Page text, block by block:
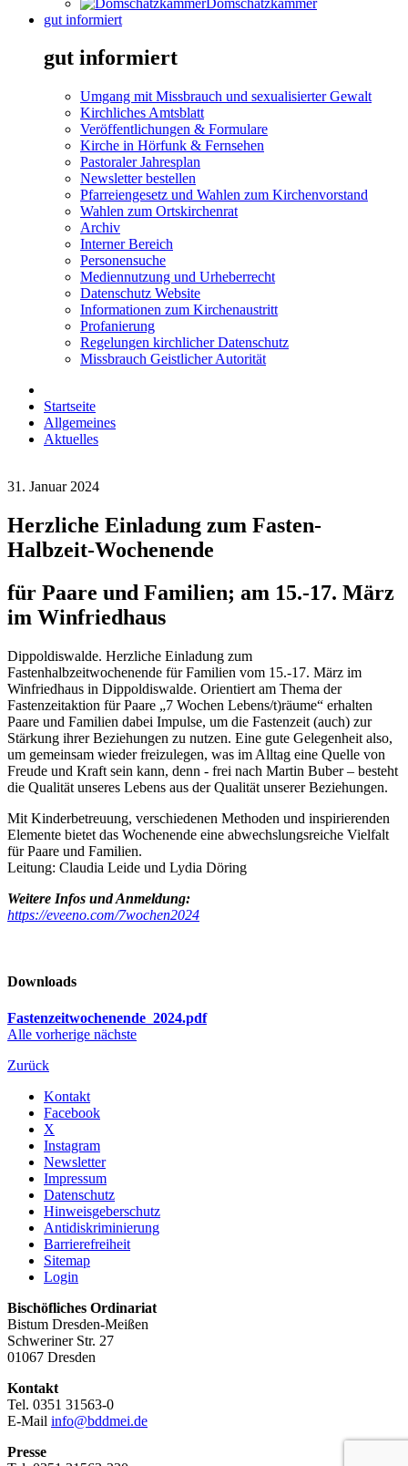
gut informiert
gut informiert
Umgang mit Missbrauch und sexualisierter Gewalt
Kirchliches Amtsblatt
Veröffentlichungen & Formulare
Kirche in Hörfunk & Fernsehen
Pastoraler Jahresplan
Newsletter bestellen
Pfarreiengesetz und Wahlen zum Kirchenvorstand
Wahlen zum Ortskirchenrat
Archiv
Interner Bereich
Personensuche
Mediennutzung und Urheberrecht
Datenschutz Website
Informationen zum Kirchenaustritt
Profanierung
Regelungen kirchlicher Datenschutz
Missbrauch Geistlicher Autorität
Startseite
Allgemeines
Aktuelles
31. Januar 2024
Herzliche Einladung zum Fasten-
Halbzeit-Wochenende
für Paare und Familien; am 15.-17. März
im Winfriedhaus
Dippoldiswalde. Herzliche Einladung zum
Fastenhalbzeitwochenende für Familien vom 15.-17. März im
Winfriedhaus in Dippoldiswalde. Orientiert am Thema der
Fastenzeitaktion für Paare „7 Wochen Lebens/t)räume“ erhalten
Paare und Familien dabei Impulse, um die Fastenzeit (auch) zur
Stärkung ihrer Beziehungen zu nutzen. Eine gute Gelegenheit also,
um gemeinsam wieder freizulegen, was im Alltag eine Quelle von
Freude und Kraft sein kann, denn - frei nach Martin Buber – besteht
die Qualität unseres Lebens aus der Qualität unserer Beziehungen.
Mit Kinderbetreuung, verschiedenen Methoden und inspirierenden
Elemente bietet das Wochenende eine abwechslungsreiche Vielfalt
für Paare und Familien.
Leitung: Claudia Leide und Lydia Döring
Weitere Infos und Anmeldung:
https://eveeno.com/7wochen2024
Downloads
Fastenzeitwochenende_2024.pdf
Alle vorherige nächste
Zurück
Kontakt
Facebook
X
Instagram
Newsletter
Impressum
Datenschutz
Hinweisgeberschutz
Antidiskriminierung
Barrierefreiheit
Sitemap
Login
Bischöfliches Ordinariat
Bistum Dresden-Meißen
Schweriner Str. 27
01067 Dresden
Kontakt
Tel. 0351 31563-0
E-Mail info@bddmei.de
Presse